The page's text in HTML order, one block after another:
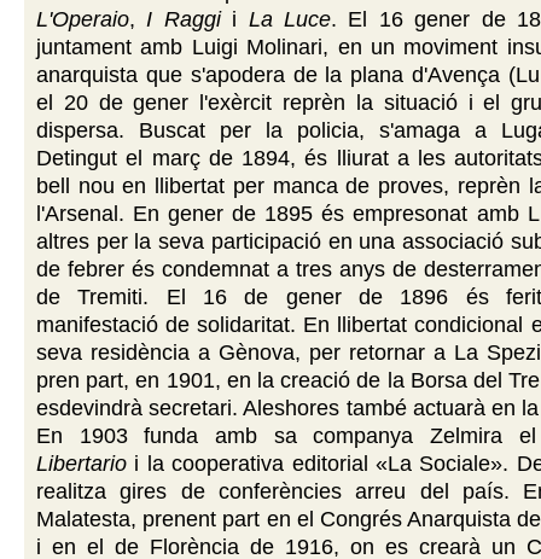
L'Operaio, I Raggii La Luce. El 16 gener de
juntament amb Luigi Molinari, en un moviment
anarquista que s'apodera de la plana d'Avença
el 20 de gener l'exèrcit reprèn la situació i el
dispersa. Buscat per la policia, s'amaga a
Detingut el març de 1894, és lliurat a les
bell nou en llibertat per manca de proves, reprèn
l'Arsenal. En gener de 1895 és empresonat amb
altres per la seva participació en una associació
de febrer és condemnat a tres anys de
de Tremiti. El 16 de gener de 1896 és
manifestació de solidaritat. En llibertat condicional
seva residència a Gènova, per retornar a La
pren part, en 1901, en la creació de la Borsa del
esdevindrà secretari. Aleshores també actuarà en
En 1903 funda amb sa companya Zelmira
Libertario i la cooperativa editorial «La Sociale».
realitza gires de conferències arreu del país.
Malatesta, prenent part en el Congrés Anarquista
i en el de Florència de 1916, on es crearà un